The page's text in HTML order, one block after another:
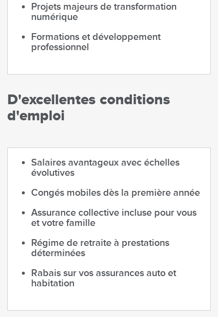
Projets majeurs de transformation
numérique
Formations et développement
professionnel
D'excellentes conditions
d'emploi
Salaires avantageux avec échelles
évolutives
Congés mobiles dès la première année
Assurance collective incluse pour vous
et votre famille
Régime de retraite à prestations
déterminées
Rabais sur vos assurances auto et
habitation